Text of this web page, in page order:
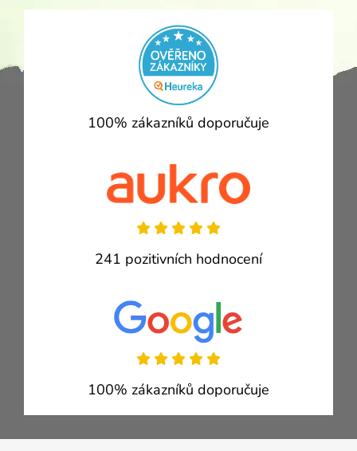
100% zákazníků doporučuje
241 pozitivních hodnocení
100% zákazníků doporučuje